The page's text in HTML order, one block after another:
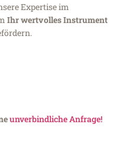
Expertise im
Ihr wertvolles Instrument
unverbindliche Anfrage!